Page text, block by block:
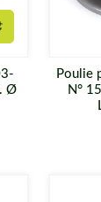
au panier
Ø
Poulie
N°